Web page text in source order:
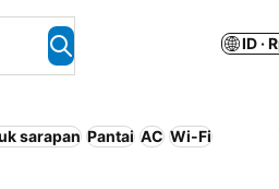
ID ·
sarapan Pantai AC Wi-Fi